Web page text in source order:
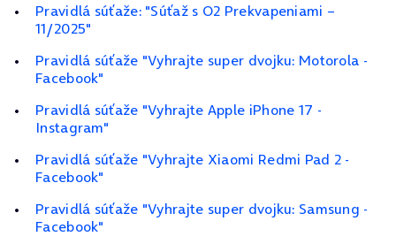
Pravidlá súťaže: "Súťaž s O2 Prekvapeniami –
11/2025"
Pravidlá súťaže "Vyhrajte super dvojku: Motorola -
Facebook"
Pravidlá súťaže "Vyhrajte Apple iPhone 17 -
Instagram"
Pravidlá súťaže "Vyhrajte Xiaomi Redmi Pad 2 -
Facebook"
Pravidlá súťaže "Vyhrajte super dvojku: Samsung -
Facebook"